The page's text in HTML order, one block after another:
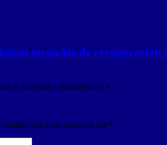
jornadas de
de fallecidos y desaparecidos a …
obligatorios están marcados con *